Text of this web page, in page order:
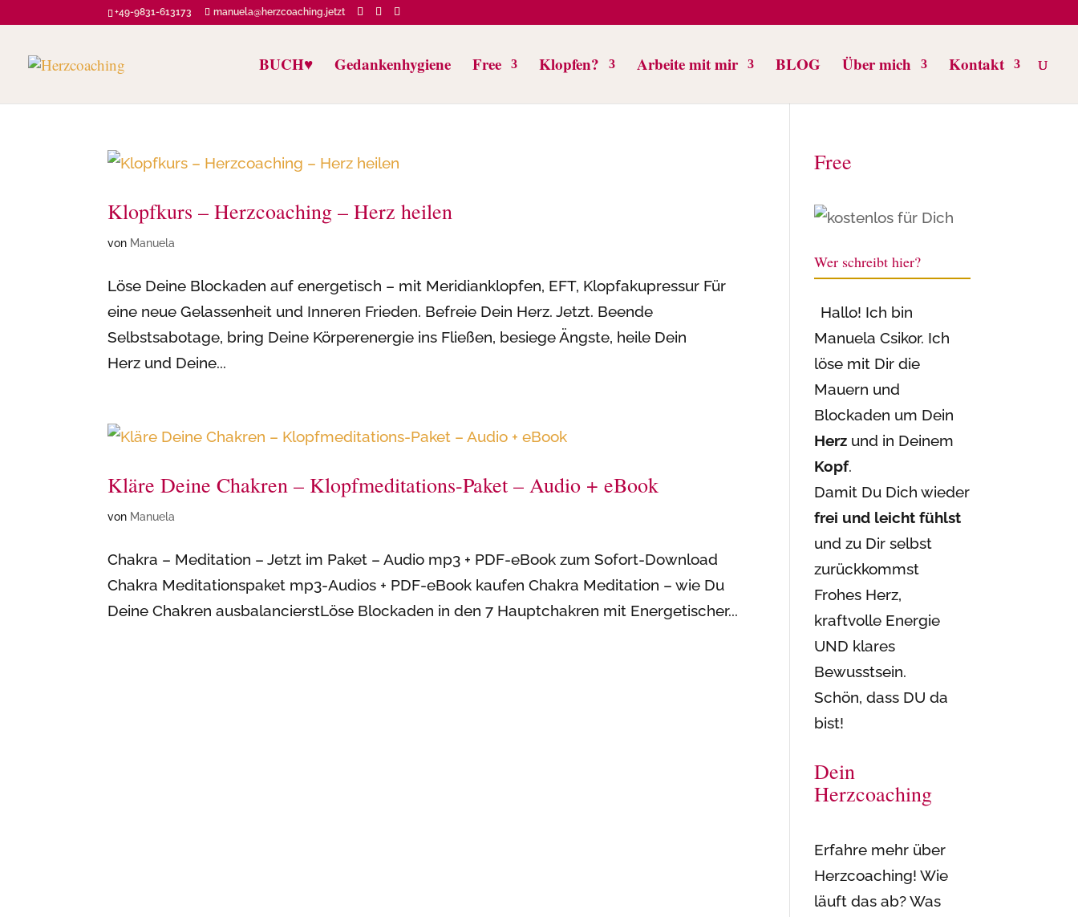
+49-9831-613173 manuela@herzcoaching.jetzt
BUCH♥️ Gedankenhygiene Free Klopfen? Arbeite mit mir BLOG Über mich Kontakt
Klopfkurs – Herzcoaching – Herz heilen
von Manuela
Löse Deine Blockaden auf energetisch – mit Meridianklopfen, EFT, Klopfakupressur Für
eine neue Gelassenheit und Inneren Frieden. Befreie Dein Herz. Jetzt. Beende
Selbstsabotage, bring Deine Körperenergie ins Fließen, besiege Ängste, heile Dein
Herz und Deine...
Kläre Deine Chakren – Klopfmeditations-Paket – Audio + eBook
von Manuela
Chakra – Meditation – Jetzt im Paket – Audio mp3 + PDF-eBook zum Sofort-Download
Chakra Meditationspaket mp3-Audios + PDF-eBook kaufen Chakra Meditation – wie Du
Deine Chakren ausbalancierstLöse Blockaden in den 7 Hauptchakren mit Energetischer...
Free
Wer schreibt hier?
Hallo! Ich bin
Manuela Csikor. Ich
löse mit Dir die
Mauern und
Blockaden um Dein
Herz und in Deinem
Kopf.
Damit Du Dich wieder
frei und leicht fühlst
und zu Dir selbst
zurückkommst
Frohes Herz,
kraftvolle Energie
UND klares
Bewusstsein.
Schön, dass DU da
bist!
Dein
Herzcoaching
Erfahre mehr über
Herzcoaching! Wie
läuft das ab? Was